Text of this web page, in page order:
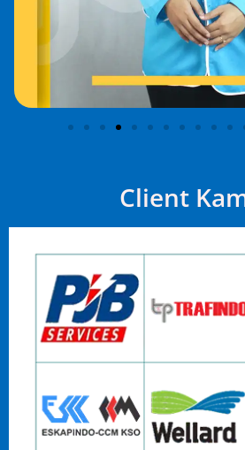
Client